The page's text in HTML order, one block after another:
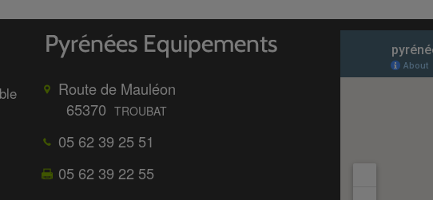
Route de Mauléon
65370 TROUBAT
05 62 39 25 51
05 62 39 22 55